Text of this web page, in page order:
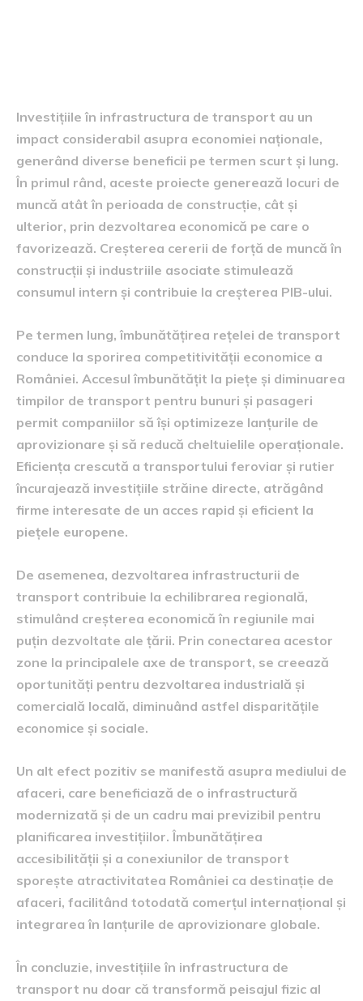
Investițiile în infrastructura de transport au un
impact considerabil asupra economiei naționale,
generând diverse beneficii pe termen scurt și lung.
În primul rând, aceste proiecte generează locuri de
muncă atât în perioada de construcție, cât și
ulterior, prin dezvoltarea economică pe care o
favorizează. Creșterea cererii de forță de muncă în
construcții și industriile asociate stimulează
consumul intern și contribuie la creșterea PIB-ului.
Pe termen lung, îmbunătățirea rețelei de transport
conduce la sporirea competitivității economice a
României. Accesul îmbunătățit la piețe și diminuarea
timpilor de transport pentru bunuri și pasageri
permit companiilor să își optimizeze lanțurile de
aprovizionare și să reducă cheltuielile operaționale.
Eficiența crescută a transportului feroviar și rutier
încurajează investițiile străine directe, atrăgând
firme interesate de un acces rapid și eficient la
piețele europene.
De asemenea, dezvoltarea infrastructurii de
transport contribuie la echilibrarea regională,
stimulând creșterea economică în regiunile mai
puțin dezvoltate ale țării. Prin conectarea acestor
zone la principalele axe de transport, se creează
oportunități pentru dezvoltarea industrială și
comercială locală, diminuând astfel disparitățile
economice și sociale.
Un alt efect pozitiv se manifestă asupra mediului de
afaceri, care beneficiază de o infrastructură
modernizată și de un cadru mai previzibil pentru
planificarea investițiilor. Îmbunătățirea
accesibilității și a conexiunilor de transport
sporește atractivitatea României ca destinație de
afaceri, facilitând totodată comerțul internațional și
integrarea în lanțurile de aprovizionare globale.
În concluzie, investițiile în infrastructura de
transport nu doar că transformă peisajul fizic al